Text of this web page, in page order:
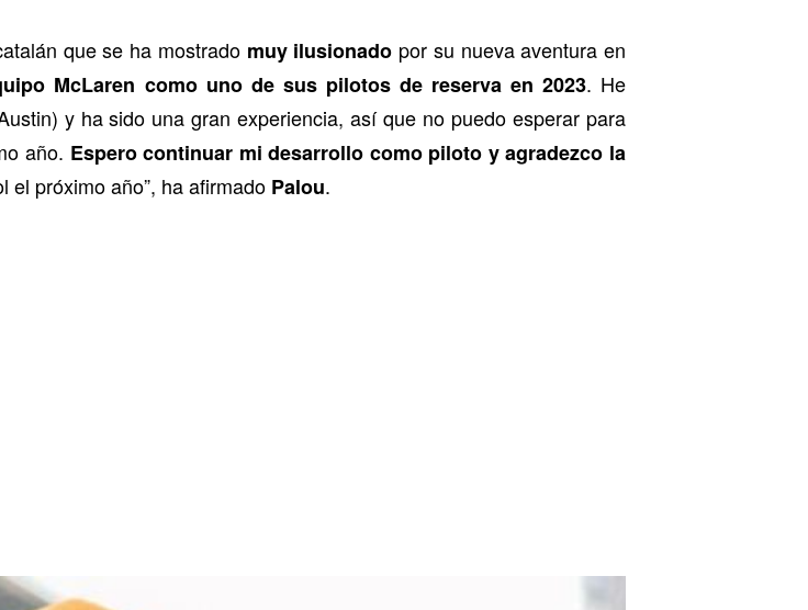
que se ha mostrado muy ilusionado por su nueva aventura en
McLaren como uno de sus pilotos de reserva en 2023. He
y ha sido una gran experiencia, así que no puedo esperar para
año. Espero continuar mi desarrollo como piloto y agradezco la
el próximo año”, ha afirmado Palou.